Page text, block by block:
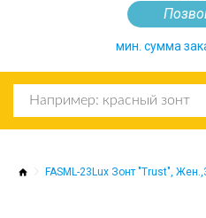
мин. сумма
FASML-23Lux Зонт "Trust",